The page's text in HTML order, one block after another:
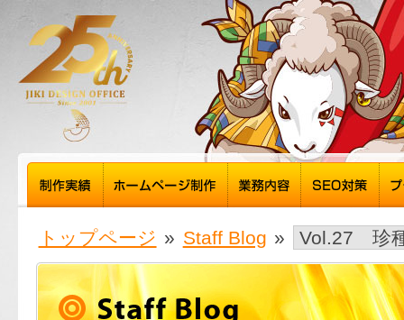
トップページ » Staff Blog » Vol.27 珍